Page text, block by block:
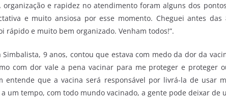
organização e rapidez no atendimento foram alguns dos
e muito ansiosa por esse momento. Cheguei antes
rápido e muito bem organizado. Venham todos!”.
9 anos, contou que estava com medo da dor da
com dor vale a pena vacinar para me proteger e proteger
entende que a vacina será responsável por livrá-la de usar
um tempo, com todo mundo vacinado, a gente pode deixar de